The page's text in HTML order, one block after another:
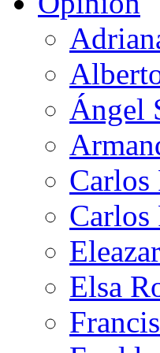
Ángel
Carlos
Carlos
Elsa